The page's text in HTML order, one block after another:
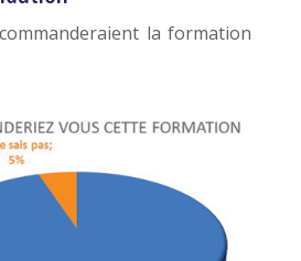
la formation